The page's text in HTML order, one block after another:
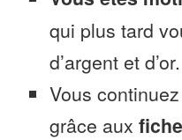
qui plus tard
d’argent et d’or.
Vous
grâce aux